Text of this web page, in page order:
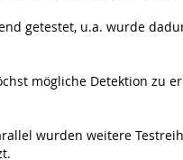
getestet, u.a. wurde
mögliche Detektion zu
wurden weitere